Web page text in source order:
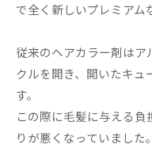
で全く新しいプレミアム
従来のヘアカラー剤はア
クルを開き、開いたキュ
す。
この際に毛髪に与える
りが悪くなっていました。